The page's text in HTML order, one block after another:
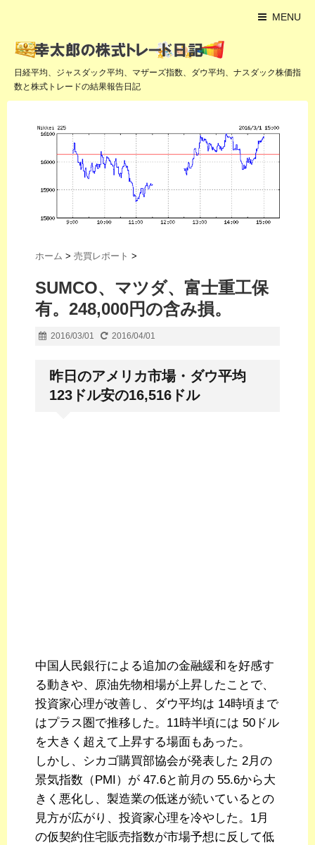
MENU
日経平均、ジャスダック平均、マザーズ指数、ダウ平均、ナスダック株価指
数と株式トレードの結果報告日記
ホーム > 売買レポート >
SUMCO、マツダ、富士重工保
有。248,000円の含み損。
2016/03/01 2016/04/01
昨日のアメリカ市場・ダウ平均
123ドル安の16,516ドル
中国人民銀行による追加の金融緩和を好感す
る動きや、原油先物相場が上昇したことで、
投資家心理が改善し、ダウ平均は 14時頃まで
はプラス圏で推移した。11時半頃には 50ドル
を大きく超えて上昇する場面もあった。
しかし、シカゴ購買部協会が発表した 2月の
景気指数（PMI）が 47.6と前月の 55.6から大
きく悪化し、製造業の低迷が続いているとの
見方が広がり、投資家心理を冷やした。1月
の仮契約住宅販売指数が市場予想に反して低